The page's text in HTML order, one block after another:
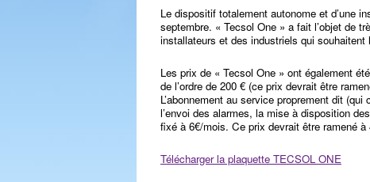
Le dispositif totalement autonome et d’une
septembre. « Tecsol One » a fait l’objet de
installateurs et des industriels qui souhaitent
Les prix de « Tecsol One » ont également
de l’ordre de 200 € (ce prix devrait être
L’abonnement au service proprement dit
l’envoi des alarmes, la mise à disposition
fixé à 6€/mois. Ce prix devrait être ramené
Télécharger la plaquette TECSOL ONE